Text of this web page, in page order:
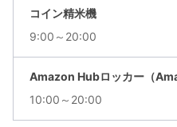
コイン精米機
9:00～20:00
Amazon Hubロッカー（
10:00～20:00